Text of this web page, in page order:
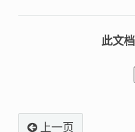
此文
上一页